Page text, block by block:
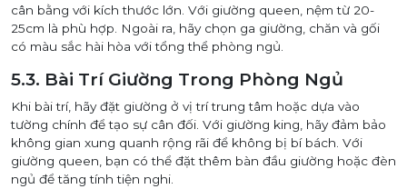
cân bằng với kích thước lớn. Với giường queen, nệm từ 20-
25cm là phù hợp. Ngoài ra, hãy chọn ga giường, chăn và gối
có màu sắc hài hòa với tổng thể phòng ngủ.
5.3. Bài Trí Giường Trong Phòng Ngủ
Khi bài trí, hãy đặt giường ở vị trí trung tâm hoặc dựa vào
tường chính để tạo sự cân đối. Với giường king, hãy đảm bảo
không gian xung quanh rộng rãi để không bị bí bách. Với
giường queen, bạn có thể đặt thêm bàn đầu giường hoặc đèn
ngủ để tăng tính tiện nghi.